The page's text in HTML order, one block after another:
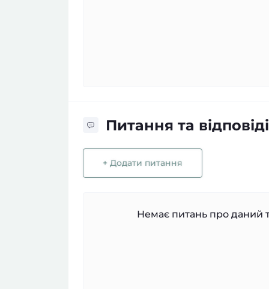
Питання та відповіді
+ Додати питання
Немає питань про даний